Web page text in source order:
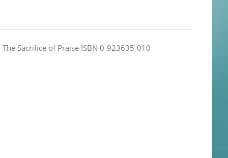
Sacrifice of Praise ISBN 0-923635-010